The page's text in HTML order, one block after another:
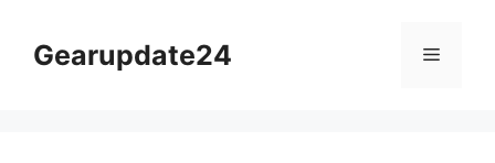
contentGearupdate24 Menu